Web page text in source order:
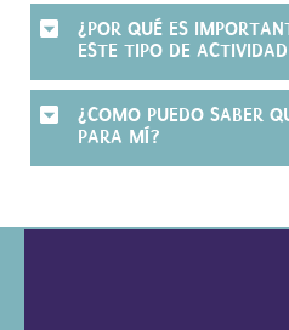
¿POR QUÉ ES
ESTE TIPO DE
¿COMO PUEDO SABER
PARA MÍ?